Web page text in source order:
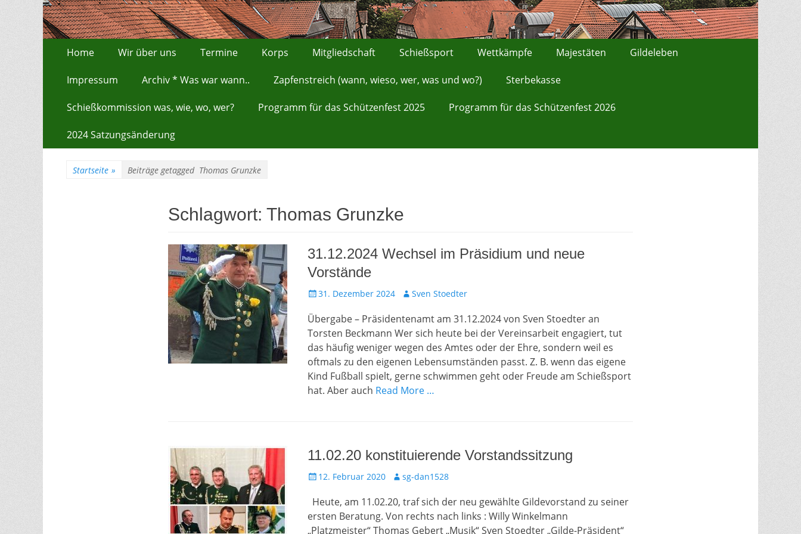
Erstes Menü
Inhalt:
Home Wir über uns Termine Korps Mitgliedschaft Schießsport Wettkämpfe Majestäten Gildeleben
Impressum Archiv * Was war wann.. Zapfenstreich (wann, wieso, wer, was und wo?) Sterbekasse
Schießkommission was, wie, wo, wer? Programm für das Schützenfest 2025 Programm für das Schützenfest 2026
2024 Satzungsänderung
Startseite » Beiträge getagged Thomas Grunzke
Schlagwort: Thomas Grunzke
31.12.2024 Wechsel im Präsidium und neue
Vorstände
Gepostet
31. Dezember 2024 AutorSven Stoedter
Übergabe – Präsidentenamt am 31.12.2024 von Sven Stoedter an
Torsten Beckmann Wer sich heute bei der Vereinsarbeit engagiert, tut
das häufig weniger wegen des Amtes oder der Ehre, sondern weil es
oftmals zu den eigenen Lebensumständen passt. Z. B. wenn das eigene
Kind Fußball spielt, gerne schwimmen geht oder Freude am Schießsport
hat. Aber auch Read More …
11.02.20 konstituierende Vorstandssitzung
Gepostet
12. Februar 2020 Autorsg-dan1528
Heute, am 11.02.20, traf sich der neu gewählte Gildevorstand zu seiner
ersten Beratung. Von rechts nach links : Willy Winkelmann
„Platzmeister“ Thomas Gebert „Musik“ Sven Stoedter „Gilde-Präsident“